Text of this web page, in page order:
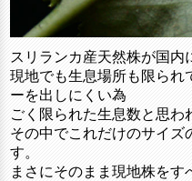
スリランカ産天然株が国内
現地でも生息場所も限られ
ーを出しにくい為
ごく限られた生息数と思わ
その中でこれだけのサイズ
す。
まさにそのまま現地株をす